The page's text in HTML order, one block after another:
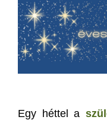
Egy héttel a